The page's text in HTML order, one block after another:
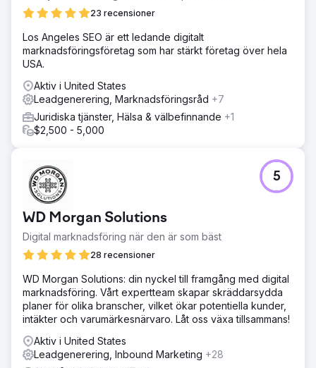
+190 % ökning av organisk trafik under de första 90
dagarna efter lansering av Page 1 rankningar för
nyckeltermer som "Cyber Essentials UK", "Cyber
Essentials cost" och "Cyber Essentials Plus audit" Den
genomsnittliga leadvolymen tredubblades — från 3 till 9+
Avvisningsfrekvensen 21 % minskade med 2 % av SEO-
sessionen och minskade med 2 % landning. sidorna
började konvertera med 6,4 %, vilket överträffade äldre
sidor med tre gånger
23 recensioner
Los Angeles SEO är ett ledande digitalt
marknadsföringsföretag som har stärkt företag över hela
USA.
Aktiv i United States
Leadgenerering, Marknadsföringsråd +7
Juridiska tjänster, Hälsa & välbefinnande +1
$2,500 - 5,000
WD Morgan Solutions
Digital marknadsföring när den är som bäst
28 recensioner
5
WD Morgan Solutions: din nyckel till framgång med digital
marknadsföring. Vårt expertteam skapar skräddarsydda
planer för olika branscher, vilket ökar potentiella kunder,
intäkter och varumärkesnärvaro. Låt oss växa tillsammans!
Aktiv i United States
Leadgenerering, Inbound Marketing +28